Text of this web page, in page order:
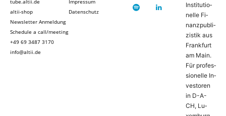
altii-shop
Newsletter Anmeldung
Schedule a call/meeting
+49 69 3487 3170
info@altii.de
Datenschutz
In­sti­tu­ti­o­
nel­le Fi­
nanz­pu­bli­
zis­tik aus
Frank­furt
am Main.
Für pro­fes­
si­o­nel­le In­
ves­to­ren
in D-­A­-
CH, Lu­